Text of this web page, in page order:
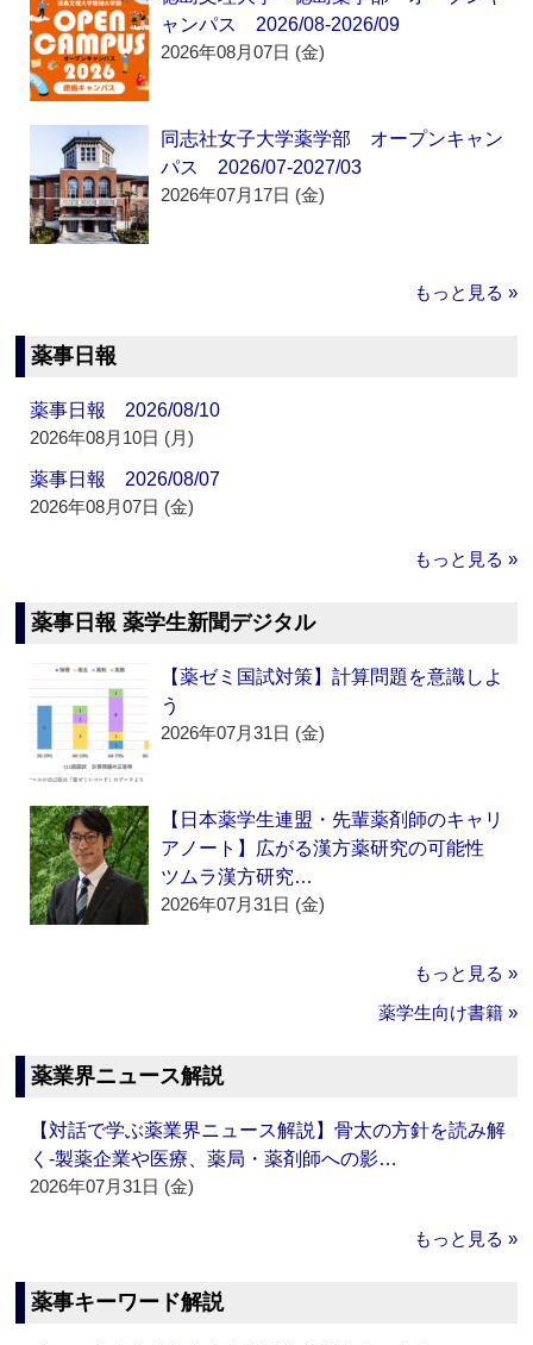
ャンパス 2026/08-2026/09
2026年08月07日 (金)
同志社女子大学薬学部 オープンキャン
パス 2026/07-2027/03
2026年07月17日 (金)
もっと見る »
薬事日報
薬事日報 2026/08/10
2026年08月10日 (月)
薬事日報 2026/08/07
2026年08月07日 (金)
もっと見る »
薬事日報 薬学生新聞デジタル
【薬ゼミ国試対策】計算問題を意識しよ
う
2026年07月31日 (金)
【日本薬学生連盟・先輩薬剤師のキャリ
アノート】広がる漢方薬研究の可能性
ツムラ漢方研究…
2026年07月31日 (金)
もっと見る »
薬学生向け書籍 »
薬業界ニュース解説
【対話で学ぶ薬業界ニュース解説】骨太の方針を読み解
く‐製薬企業や医療、薬局・薬剤師への影…
2026年07月31日 (金)
もっと見る »
薬事キーワード解説